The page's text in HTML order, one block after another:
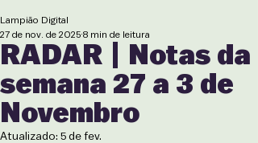
RADAR | Notas da
semana 27 a 3 de
Novembro
Lampião Digital
27 de nov. de 2025 8 min de leitura
Atualizado: 5 de fev.